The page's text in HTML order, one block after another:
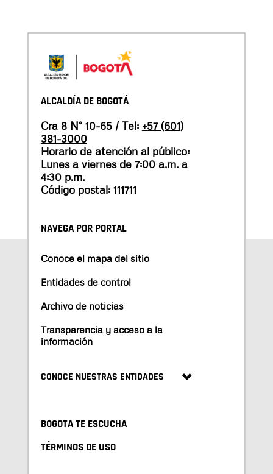
ALCALDÍA DE BOGOTÁ
Cra 8 N° 10-65 / Tel: +57 (601)
381-3000
Horario de atención al público:
Lunes a viernes de 7:00 a.m. a
4:30 p.m.
Código postal: 111711
NAVEGA POR PORTAL
Conoce el mapa del sitio
Entidades de control
Archivo de noticias
Transparencia y acceso a la
información
CONOCE NUESTRAS ENTIDADES
BOGOTA TE ESCUCHA
TÉRMINOS DE USO